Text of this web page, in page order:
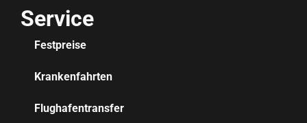
Service
Festpreise
Krankenfahrten
Flughafentransfer